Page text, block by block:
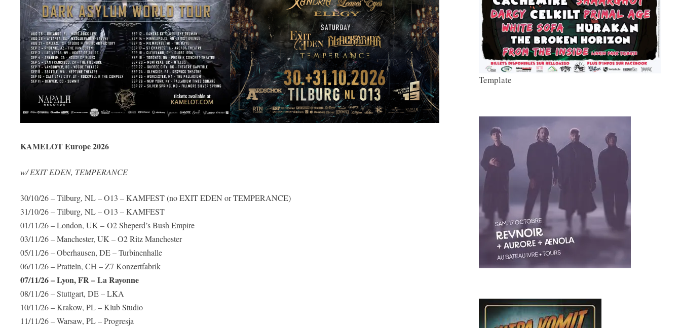
KAMELOT Europe 2026
w/ EXIT EDEN, TEMPERANCE
30/10/26 – Tilburg, NL – O13 – KAMFEST (no EXIT EDEN or TEMPERANCE)
31/10/26 – Tilburg, NL – O13 – KAMFEST
01/11/26 – London, UK – O2 Sheperd’s Bush Empire
03/11/26 – Manchester, UK – O2 Ritz Manchester
05/11/26 – Oberhausen, DE – Turbinenhalle
06/11/26 – Pratteln, CH – Z7 Konzertfabrik
07/11/26 – Lyon, FR – La Rayonne
08/11/26 – Stuttgart, DE – LKA
10/11/26 – Krakow, PL – Klub Studio
11/11/26 – Warsaw, PL – Progresja
Template